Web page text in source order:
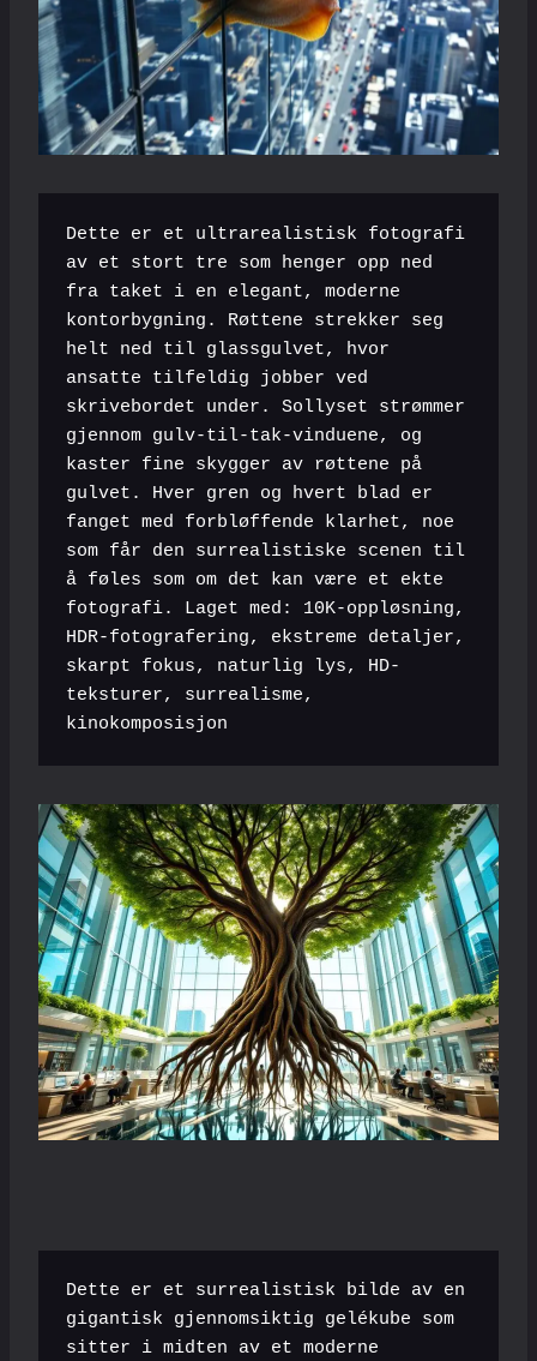
Dette er et ultrarealistisk fotografi
av et stort tre som henger opp ned
fra taket i en elegant, moderne
kontorbygning. Røttene strekker seg
helt ned til glassgulvet, hvor
ansatte tilfeldig jobber ved
skrivebordet under. Sollyset strømmer
gjennom gulv-til-tak-vinduene, og
kaster fine skygger av røttene på
gulvet. Hver gren og hvert blad er
fanget med forbløffende klarhet, noe
som får den surrealistiske scenen til
å føles som om det kan være et ekte
fotografi. Laget med: 10K-oppløsning,
HDR-fotografering, ekstreme detaljer,
skarpt fokus, naturlig lys, HD-
teksturer, surrealisme,
kinokomposisjon
Dette er et surrealistisk bilde av en
gigantisk gjennomsiktig gelékube som
sitter i midten av et moderne